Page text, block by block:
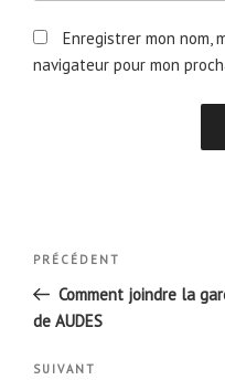
Enregistrer mon nom,
navigateur pour mon
Navigation
l’article
Article
précédent
PRÉCÉDENT
Comment joindre la
de AUDES
Article
SUIVANT